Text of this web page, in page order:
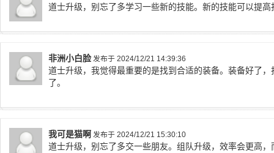
道士升级，别忘了多学习一些新的技能。新的技能可以提
非洲小白脸发布于 2024/12/21 14:39:36
道士升级，我觉得最重要的是找到合适的装备。装备好了
了。
我可是猫啊 发布于 2024/12/21 15:30:10
道士升级，别忘了多交一些朋友。组队升级，效率会更高